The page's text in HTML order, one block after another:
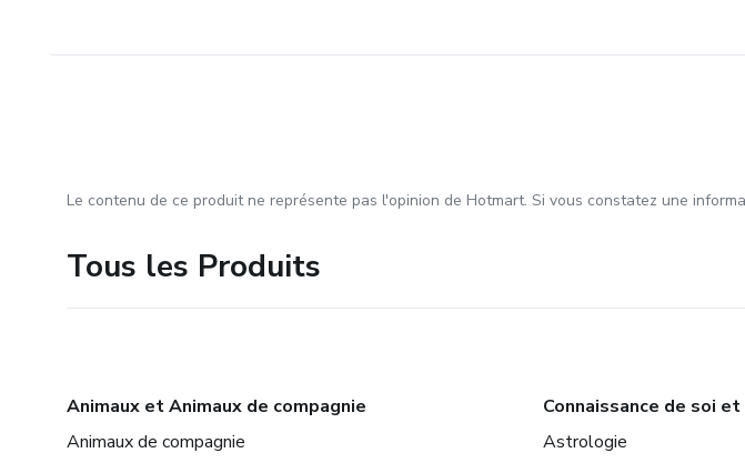
Le contenu de ce produit ne représente pas l'opinion de Hotmart. Si vous constatez une
Tous les Produits
Animaux et Animaux de compagnie
Animaux de compagnie
Connaissance de soi
Astrologie